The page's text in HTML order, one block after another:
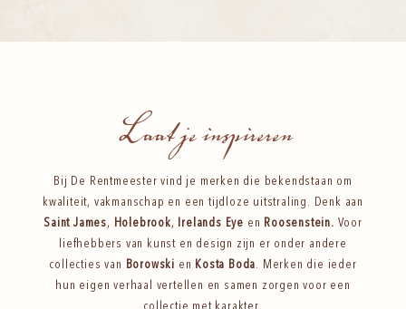
Laat je inspireren
Bij De Rentmeester vind je merken die bekendstaan om
kwaliteit, vakmanschap en een tijdloze uitstraling. Denk aan
Saint James, Holebrook, Irelands Eye en Roosenstein. Voor
liefhebbers van kunst en design zijn er onder andere
collecties van Borowski en Kosta Boda. Merken die ieder
hun eigen verhaal vertellen en samen zorgen voor een
collectie met karakter.